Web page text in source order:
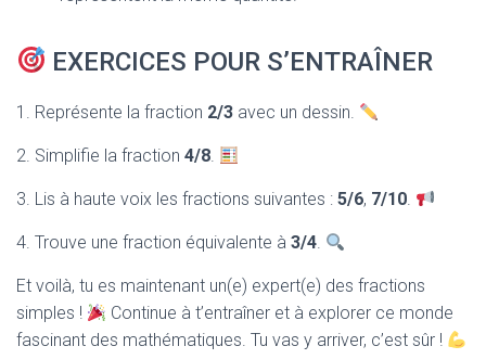
EXERCICES POUR S’ENTRAÎNER
1. Représente la fraction 2/3 avec un dessin.
2. Simplifie la fraction 4/8.
3. Lis à haute voix les fractions suivantes : 5/6, 7/10.
4. Trouve une fraction équivalente à 3/4.
Et voilà, tu es maintenant un(e) expert(e) des fractions
simples !
Continue à t’entraîner et à explorer ce monde
fascinant des mathématiques. Tu vas y arriver, c’est sûr !